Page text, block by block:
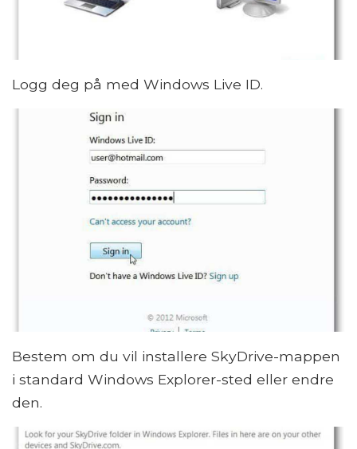
Logg deg på med Windows Live ID.
Bestem om du vil installere SkyDrive-mappen
i standard Windows Explorer-sted eller endre
den.